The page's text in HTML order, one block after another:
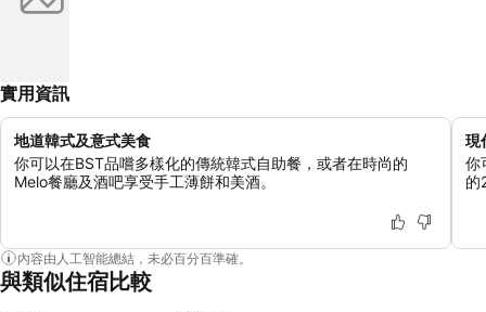
實用資訊
地道韓式及意式美食
你可以在BST品嚐多樣化的傳統韓式自助餐，或者在時尚的
Melo餐廳及酒吧享受手工薄餅和美酒。
現
你
的
內容由人工智能總結，未必百分百準確。
與類似住宿比較